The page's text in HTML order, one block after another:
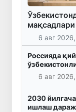
6 авг
Россияда
6 авг
2030
ишлаш